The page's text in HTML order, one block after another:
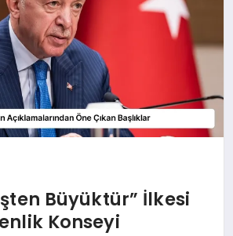
Büyüktür” İlkesi
Konseyi